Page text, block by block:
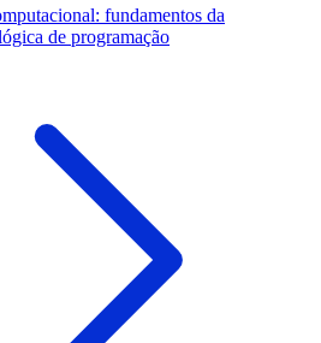
fundamentos da
de programação